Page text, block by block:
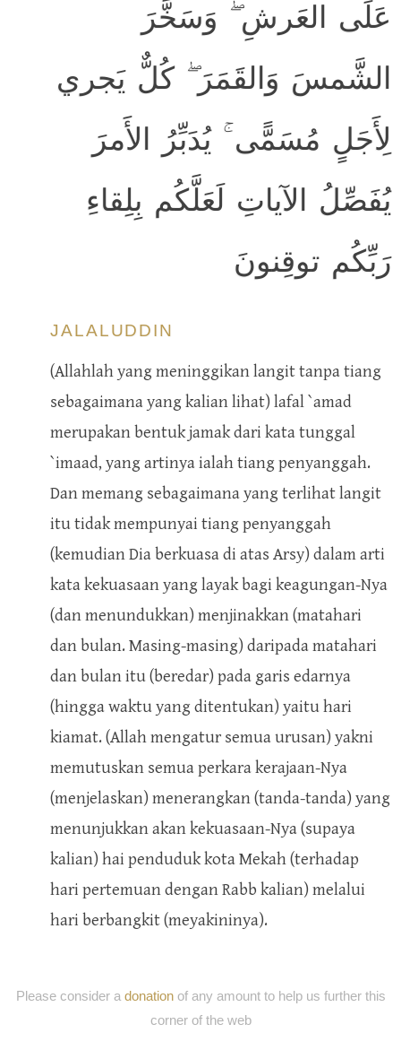
عَلَى العَرشِ ۖ وَسَخَّرَ
الشَّمسَ وَالقَمَرَ ۖ كُلٌّ يَجري
لِأَجَلٍ مُسَمًّى ۚ يُدَبِّرُ الأَمرَ
يُفَصِّلُ الآياتِ لَعَلَّكُم بِلِقاءِ
رَبِّكُم توقِنونَ
JALALUDDIN
(Allahlah yang meninggikan langit tanpa tiang
sebagaimana yang kalian lihat) lafal `amad
merupakan bentuk jamak dari kata tunggal
`imaad, yang artinya ialah tiang penyanggah.
Dan memang sebagaimana yang terlihat langit
itu tidak mempunyai tiang penyanggah
(kemudian Dia berkuasa di atas Arsy) dalam arti
kata kekuasaan yang layak bagi keagungan-Nya
(dan menundukkan) menjinakkan (matahari
dan bulan. Masing-masing) daripada matahari
dan bulan itu (beredar) pada garis edarnya
(hingga waktu yang ditentukan) yaitu hari
kiamat. (Allah mengatur semua urusan) yakni
memutuskan semua perkara kerajaan-Nya
(menjelaskan) menerangkan (tanda-tanda) yang
menunjukkan akan kekuasaan-Nya (supaya
kalian) hai penduduk kota Mekah (terhadap
hari pertemuan dengan Rabb kalian) melalui
hari berbangkit (meyakininya).
Please consider a donationof any amount to help us further this
corner of the web